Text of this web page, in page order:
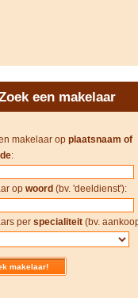
een makelaar
makelaar op plaatsnaam of
:
op woord (bv. 'deeldienst'):
per specialiteit (bv.